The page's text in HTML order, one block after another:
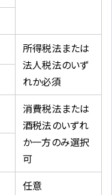
所得税法または
法人税法のいず
れか必須
消費税法または
酒税法のいずれ
か一方のみ選択
可
任意